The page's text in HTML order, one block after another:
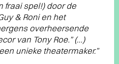
fraai spel!) door de
& Roni en het
overheersende
van Tony Roe.” (…)
unieke theatermaker.”